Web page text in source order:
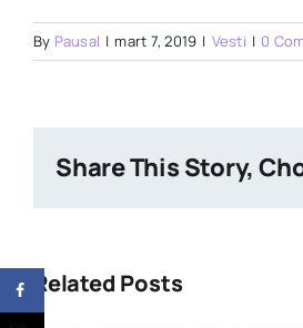
By Pausal | mart 7, 2019 | Vesti | 0
Share This Story,
Related Posts